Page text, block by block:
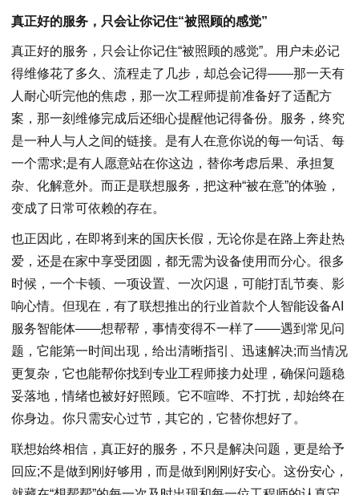
真正好的服务，只会让你记住“被照顾的感觉”
真正好的服务，只会让你记住“被照顾的感觉”。用户未必记
得维修花了多久、流程走了几步，却总会记得——那一天有
人耐心听完他的焦虑，那一次工程师提前准备好了适配方
案，那一刻维修完成后还细心提醒他记得备份。服务，终究
是一种人与人之间的链接。是有人在意你说的每一句话、每
一个需求;是有人愿意站在你这边，替你考虑后果、承担复
杂、化解意外。而正是联想服务，把这种“被在意”的体验，
变成了日常可依赖的存在。
也正因此，在即将到来的国庆长假，无论你是在路上奔赴热
爱，还是在家中享受团圆，都无需为设备使用而分心。很多
时候，一个卡顿、一项设置、一次闪退，可能打乱节奏、影
响心情。但现在，有了联想推出的行业首款个人智能设备AI
服务智能体——想帮帮，事情变得不一样了——遇到常见问
题，它能第一时间出现，给出清晰指引、迅速解决;而当情况
更复杂，它也能帮你找到专业工程师接力处理，确保问题稳
妥落地，情绪也被好好照顾。它不喧哗、不打扰，却始终在
你身边。你只需安心过节，其它的，它替你想好了。
联想始终相信，真正好的服务，不只是解决问题，更是给予
回应;不是做到刚好够用，而是做到刚刚好安心。这份安心，